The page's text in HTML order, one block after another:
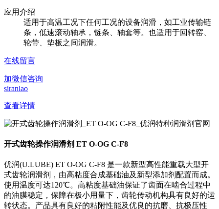
应用介绍
适用于高温工况下任何工况的设备润滑，如工业传输链
条，低速滚动轴承，链条、轴套等。也适用于回转窑、
轮带、垫板之间润滑。
在线留言
加微信咨询
siranlao
查看详情
开式齿轮操作润滑剂 ET O-OG C-F8
优润(U.LUBE) ET O-OG C-F8 是一款新型高性能重载大型开
式齿轮润滑剂，由高粘度合成基础油及新型添加剂配置而成。
使用温度可达120℃。高粘度基础油保证了齿面在啮合过程中
的油膜稳定，保障在极小用量下，齿轮传动机构具有良好的运
转状态。产品具有良好的粘附性能及优良的抗磨、抗极压性